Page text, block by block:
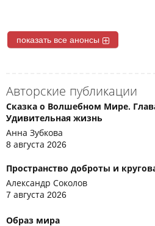
показать все анонсы
Авторские публикации
Сказка о Волшебном Мире.
Удивительная жизнь
Анна Зубкова
8 августа 2026
Пространство доброты и
Александр Соколов
7 августа 2026
Образ мира